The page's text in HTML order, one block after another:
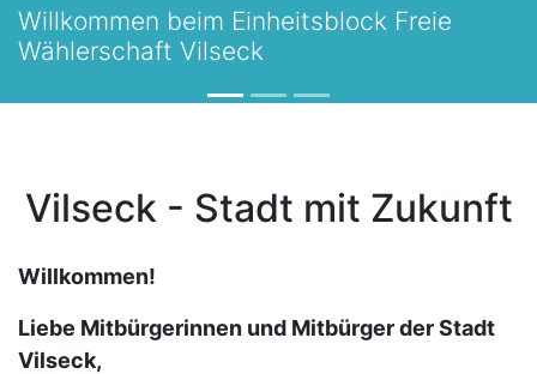
Willkommen beim Einheitsblock Freie
Wählerschaft Vilseck
Vilseck - Stadt mit Zukunft
Willkommen!
Liebe Mitbürgerinnen und Mitbürger der Stadt
Vilseck,